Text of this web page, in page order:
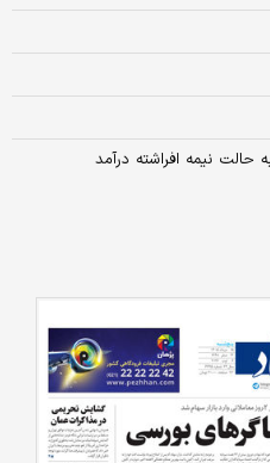
نیمه افراشته درآمد